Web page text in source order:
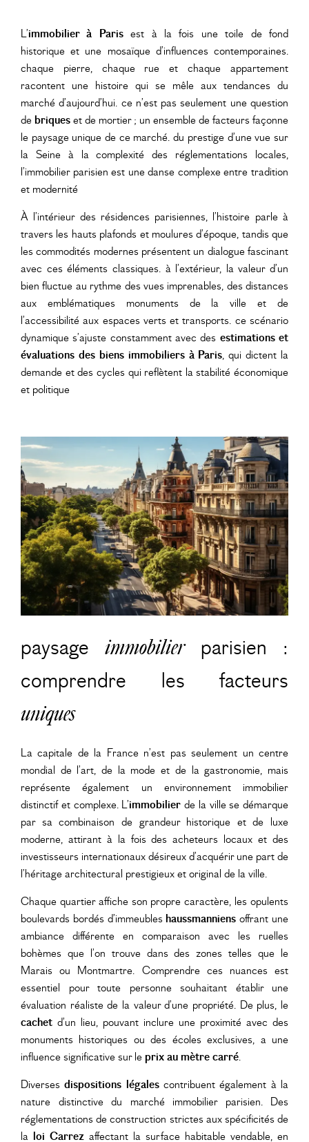
L’immobilier à Parisest à la fois une toile de fond
historique et une mosaïque d’influences contemporaines.
chaque pierre, chaque rue et chaque appartement
racontent une histoire qui se mêle aux tendances du
marché d’aujourd’hui. ce n’est pas seulement une question
de briques et de mortier ; un ensemble de facteurs façonne
le paysage unique de ce marché. du prestige d’une vue sur
la Seine à la complexité des réglementations locales,
l’immobilier parisien est une danse complexe entre tradition
et modernité
À l’intérieur des résidences parisiennes, l’histoire parle à
travers les hauts plafonds et moulures d’époque, tandis que
les commodités modernes présentent un dialogue fascinant
avec ces éléments classiques. à l’extérieur, la valeur d’un
bien fluctue au rythme des vues imprenables, des distances
aux emblématiques monuments de la ville et de
l’accessibilité aux espaces verts et transports. ce scénario
dynamique s’ajuste constamment avec des estimations et
évaluations des biens immobiliers à Paris, qui dictent la
demande et des cycles qui reflètent la stabilité économique
et politique
paysageimmobilierparisien :
comprendre les facteurs
uniques
La capitale de la France n’est pas seulement un centre
mondial de l’art, de la mode et de la gastronomie, mais
représente également un environnement immobilier
distinctif et complexe. L’immobilier de la ville se démarque
par sa combinaison de grandeur historique et de luxe
moderne, attirant à la fois des acheteurs locaux et des
investisseurs internationaux désireux d’acquérir une part de
l’héritage architectural prestigieux et original de la ville.
Chaque quartier affiche son propre caractère, les opulents
boulevards bordés d’immeubles haussmanniens offrant une
ambiance différente en comparaison avec les ruelles
bohèmes que l’on trouve dans des zones telles que le
Marais ou Montmartre. Comprendre ces nuances est
essentiel pour toute personne souhaitant établir une
évaluation réaliste de la valeur d’une propriété. De plus, le
cachet d’un lieu, pouvant inclure une proximité avec des
monuments historiques ou des écoles exclusives, a une
influence significative sur le prix au mètre carré.
Diversesdispositions légalescontribuent également à la
nature distinctive du marché immobilier parisien. Des
réglementations de construction strictes aux spécificités de
la loi Carrez affectant la surface habitable vendable, en